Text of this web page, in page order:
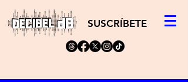
SUSCRÍBETE